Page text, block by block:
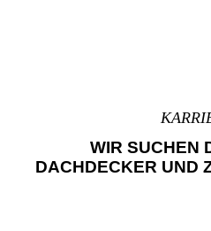
WIR SUCHEN
DACHDECKER UND